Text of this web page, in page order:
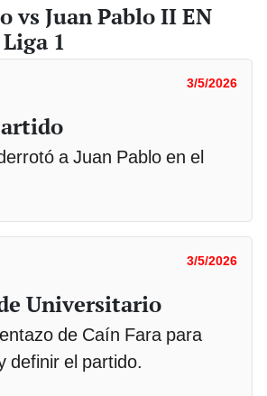
vs Juan Pablo II EN
1
3/5/2026
a Juan Pablo en el
3/5/2026
Universitario
de Caín Fara para
definir el partido.